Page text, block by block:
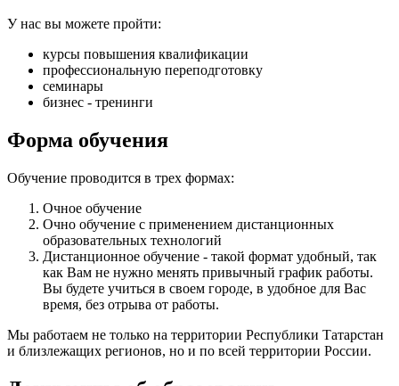
У нас вы можете пройти:
курсы повышения квалификации
профессиональную переподготовку
семинары
бизнес - тренинги
Форма обучения
Обучение проводится в трех формах:
Очное обучение
Очно обучение с применением дистанционных
образовательных технологий
Дистанционное обучение - такой формат удобный, так
как Вам не нужно менять привычный график работы.
Вы будете учиться в своем городе, в удобное для Вас
время, без отрыва от работы.
Мы работаем не только на территории Республики Татарстан
и близлежащих регионов, но и по всей территории России.